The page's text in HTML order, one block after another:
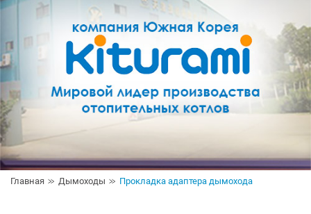
Главная Дымоходы Прокладка адаптера дымохода